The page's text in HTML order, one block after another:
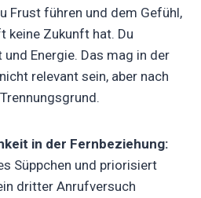
Frust führen und dem Gefühl,
keine Zukunft hat. Du
Energie. Das mag in der
relevant sein, aber nach
in der Fernbeziehung:
Süppchen und priorisiert
dritter Anrufversuch